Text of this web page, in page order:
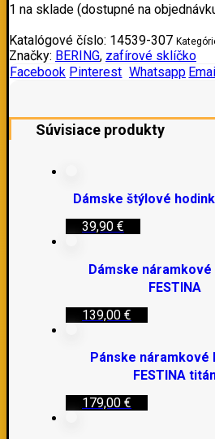
1 na sklade (dostupné na
Katalógové číslo: 14539-307
Značky: BERING, zafírové sklíčko
Facebook Pinterest Whatsapp
Súvisiace produkty
Dámske štýlové
39,90 €
Dámske náramkové
FESTINA
139,00 €
Pánske náramkové
FESTINA
179,00 €